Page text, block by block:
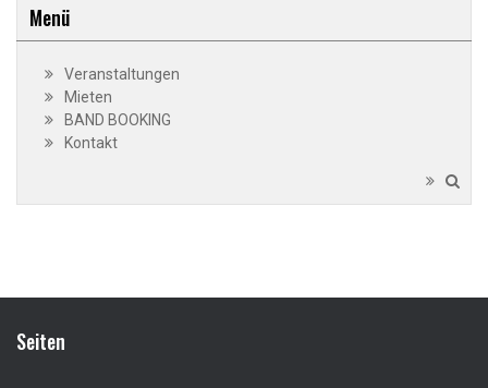
Menü
Veranstaltungen
Mieten
BAND BOOKING
Kontakt
Seiten